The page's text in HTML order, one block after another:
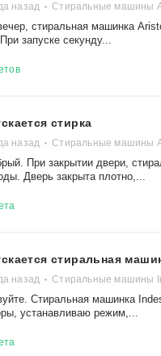
назад Стиральные машины
стиральная машинка
запуске секунду...
стирка
назад Стиральные машины
При закрытии двери,
Дверь закрыта плотно,...
стиральная
назад Стиральные машины
Стиральная машинка
устанавливаю режим,...